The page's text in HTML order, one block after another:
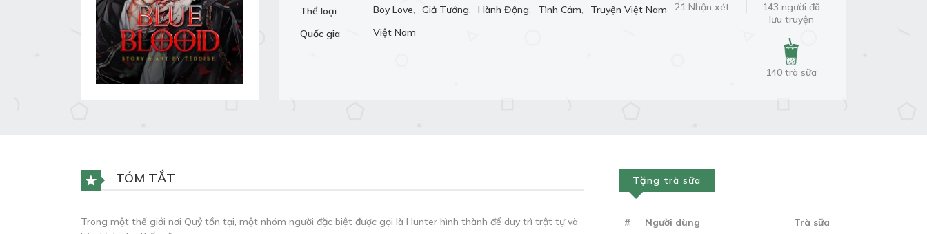
Thể loại
Boy Love, Giả Tưởng, Hành Động, Tình Cảm,
Truyện Việt Nam
Quốc gia
Việt Nam
21 Nhận xét
143 người đã
lưu truyện
140 trà sữa
TÓM TẮT
Trong một thế giới nơi Quỷ tồn tại, một nhóm người đặc biệt được gọi là Hunter hình thành để duy trì trật tự và
Tặng trà sữa
# Người dùng Trà sữa